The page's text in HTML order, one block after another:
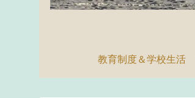
教育制度＆学校生活